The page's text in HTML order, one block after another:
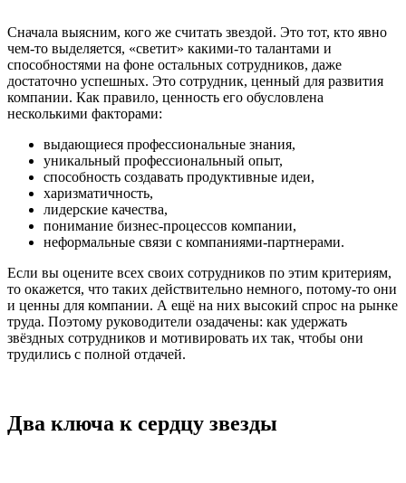
Сначала выясним, кого же считать звездой. Это тот, кто явно
чем-то выделяется, «светит» какими-то талантами и
способностями на фоне остальных сотрудников, даже
достаточно успешных. Это сотрудник, ценный для развития
компании. Как правило, ценность его обусловлена
несколькими факторами:
выдающиеся профессиональные знания,
уникальный профессиональный опыт,
способность создавать продуктивные идеи,
харизматичность,
лидерские качества,
понимание бизнес-процессов компании,
неформальные связи с компаниями-партнерами.
Если вы оцените всех своих сотрудников по этим критериям,
то окажется, что таких действительно немного, потому-то они
и ценны для компании. А ещё на них высокий спрос на рынке
труда. Поэтому руководители озадачены: как удержать
звёздных сотрудников и мотивировать их так, чтобы они
трудились с полной отдачей.
Два ключа к сердцу звезды